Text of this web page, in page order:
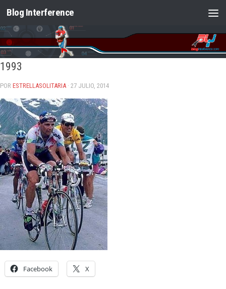
Saltar al contenido
Blog Interference
1993
POR ESTRELLASOLITARIA · 27 JULIO, 2014
Facebook X